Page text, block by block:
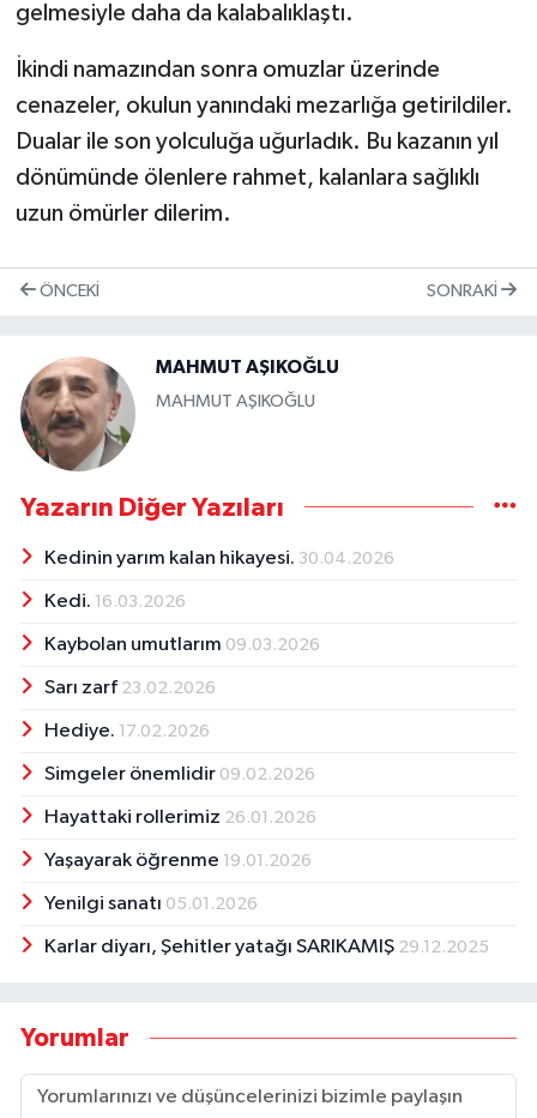
gelmesiyle daha da kalabalıklaştı.
İkindi namazından sonra omuzlar üzerinde
cenazeler, okulun yanındaki mezarlığa getirildiler.
Dualar ile son yolculuğa uğurladık. Bu kazanın yıl
dönümünde ölenlere rahmet, kalanlara sağlıklı
uzun ömürler dilerim.
ÖNCEKI SONRAKI
MAHMUT AŞIKOĞLU
MAHMUT AŞIKOĞLU
Yazarın Diğer Yazıları
Kedinin yarım kalan hikayesi. 30.04.2026
Kedi. 16.03.2026
Kaybolan umutlarım 09.03.2026
Sarı zarf 23.02.2026
Hediye. 17.02.2026
Simgeler önemlidir 09.02.2026
Hayattaki rollerimiz 26.01.2026
Yaşayarak öğrenme 19.01.2026
Yenilgi sanatı 05.01.2026
Karlar diyarı, Şehitler yatağı SARIKAMIŞ 29.12.2025
Yorumlar